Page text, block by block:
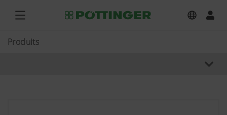
Produits